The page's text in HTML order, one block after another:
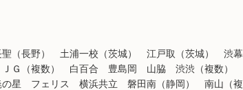
（長野） 土浦一校（茨城） 江戸取（茨城） 渋幕
ＪＧ（複数） 白百合 豊島岡 山脇 渋渋（複数）
星 フェリス 横浜共立 磐田南（静岡） 南山（複